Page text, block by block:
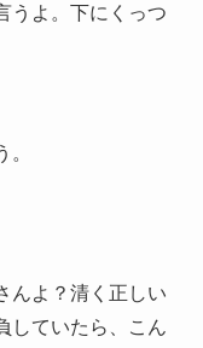
うよ。下にくっつ
んよ？清く正しい
していたら、こん